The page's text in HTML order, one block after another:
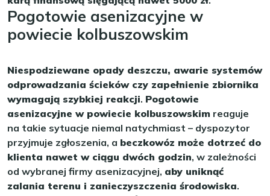
Pogotowie asenizacyjne w
powiecie kolbuszowskim
Niespodziewane opady deszczu, awarie systemów
odprowadzania ścieków czy zapełnienie zbiornika
wymagają szybkiej reakcji. Pogotowie
asenizacyjne w powiecie kolbuszowskim reaguje
na takie sytuacje niemal natychmiast – dyspozytor
przyjmuje zgłoszenia, a beczkowóz może dotrzeć do
klienta nawet w ciągu dwóch godzin, w zależności
od wybranej firmy asenizacyjnej, aby uniknąć
zalania terenu i zanieczyszczenia środowiska.